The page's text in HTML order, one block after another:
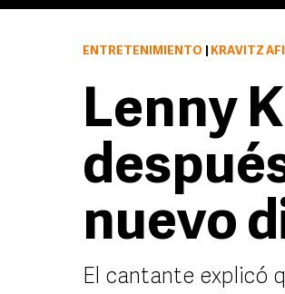
ENTRETENIMIENTO KRAVITZ AFIRMÓ SENTIRSE
Lenny
nuevo
El cantante explicó